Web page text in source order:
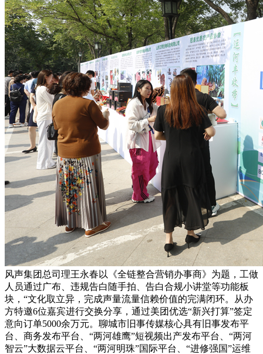
风声集团总司理王永春以《全链整合营销办事商》为题，工做
人员通过广布、违规告白随手拍、告白合规小讲堂等功能板
块，“文化取立异，完成声量流量信赖价值的完满闭环。从办
方特邀6位嘉宾进行交换分享，通过美团优选“新兴打算”签定
意向订单5000余万元。聊城市旧事传媒核心具有旧事发布平
台、商务发布平台、“两河雄鹰”短视频出产发布平台、“两河
智云”大数据云平台、“两河明珠”国际平台、“进修强国”运维